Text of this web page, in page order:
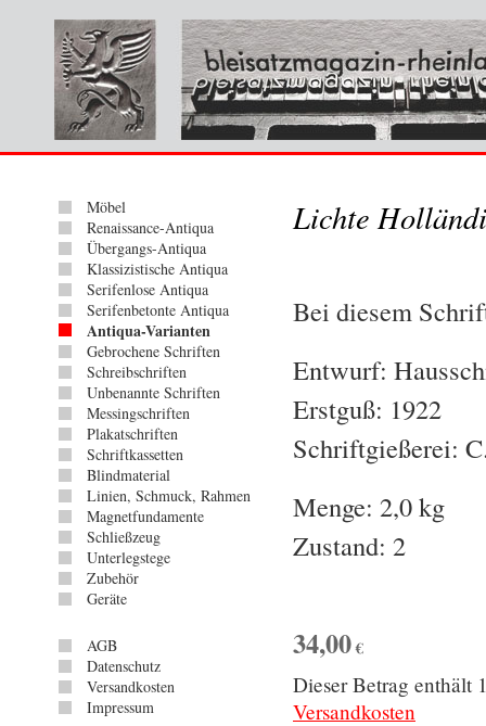
Möbel
Renaissance-Antiqua
Übergangs-Antiqua
Klassizistische Antiqua
Serifenlose Antiqua
Serifenbetonte Antiqua
Antiqua-Varianten
Gebrochene Schriften
Schreibschriften
Unbenannte Schriften
Messingschriften
Plakatschriften
Schriftkassetten
Blindmaterial
Linien, Schmuck, Rahmen
Magnetfundamente
Schließzeug
Unterlegstege
Zubehör
Geräte
AGB
Datenschutz
Versandkosten
Impressum
Lichte
Bei diesem
Entwurf:
Erstguß: 1922
Schriftgießerei:
Menge: 2,0 kg
Zustand: 2
34,00€
Dieser Betrag
Versandkosten